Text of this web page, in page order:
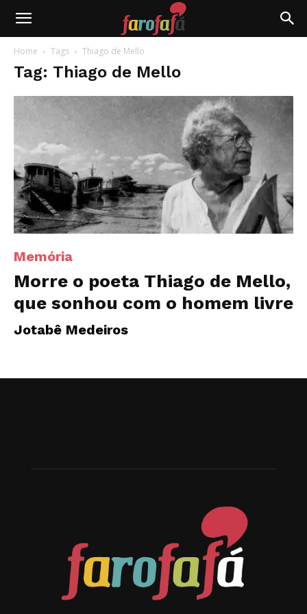
Farofafá
Home Tags Thiago de Mello
Tag: Thiago de Mello
Memória
Morre o poeta Thiago de Mello,
que sonhou com o homem livre
Jotabê Medeiros